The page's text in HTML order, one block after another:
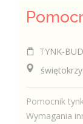
TYNK-
Pomocnik
Wymagania